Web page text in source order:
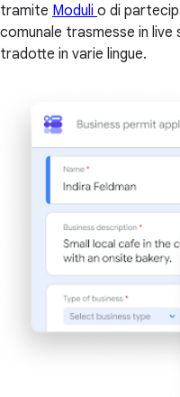
tramite Moduli o di
comunale trasmesse in
tradotte in varie lingue.